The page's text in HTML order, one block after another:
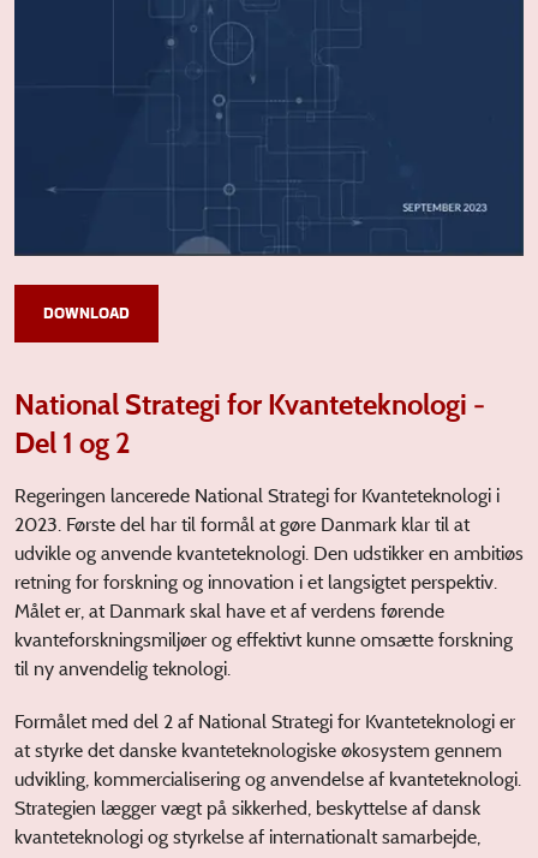
DOWNLOAD
National Strategi for Kvanteteknologi -
Del 1 og 2
Regeringen lancerede National Strategi for Kvanteteknologi i
2023. Første del har til formål at gøre Danmark klar til at
udvikle og anvende kvanteteknologi. Den udstikker en ambitiøs
retning for forskning og innovation i et langsigtet perspektiv.
Målet er, at Danmark skal have et af verdens førende
kvanteforskningsmiljøer og effektivt kunne omsætte forskning
til ny anvendelig teknologi.
Formålet med del 2 af National Strategi for Kvanteteknologi er
at styrke det danske kvanteteknologiske økosystem gennem
udvikling, kommercialisering og anvendelse af kvanteteknologi.
Strategien lægger vægt på sikkerhed, beskyttelse af dansk
kvanteteknologi og styrkelse af internationalt samarbejde,